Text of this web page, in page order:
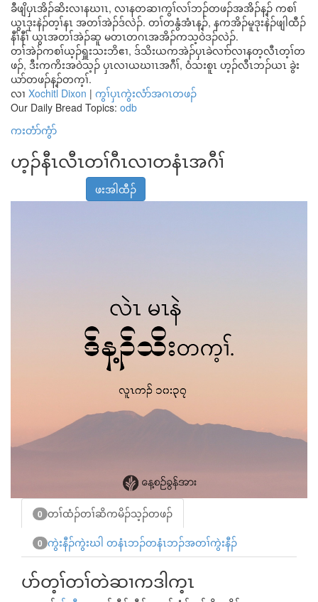
ခီဖျိပှၤအိၣ်ဆိးလၢနဃၢၤ, လၢနတဆၢကွၢ်လၢ်ဘၣ်တဖၣ်အအိၣ်န့ၣ် ကစၢ်
ယွၤဒုးနဲၣ်တ့ၢ်နၤ အတၢ်အဲၣ်ဒ်လဲၣ်. တၢ်တနွံအံၤန့ၣ်, နကအိၣ်မူဒုးနဲၣ်ဖျါထီၣ်
နီၢ်နီၢ် ယွၤအတၢ်အဲၣ်ဆူ မတၤတဂၤအအိၣ်ကသ့ဝဲဒၣ်လဲၣ်.
တၢ်အဲၣ်ကစၢ်ယ့ၣ်ရှူးသးဘိဧၢ, ဒ်သိးယကအဲၣ်ပှၤခဲလၢာ်လၢနတ့လီၤတ့ၢ်တ
ဖၣ်, ဒီးကကိးအဝဲသ့ၣ် ပှၤလၢယဃၢၤအဂီၢ်, ဝံသးစူၤ ဟ့ၣ်လီၤဘၣ်ယၤ ခွဲး
ယာ်တဖၣ်န့ၣ်တက့ၢ်.
လၢ Xochitl Dixon | ကွၢ်ပှၤကွဲးလံာ်အဂၤတဖၣ်
Our Daily Bread Topics: odb
ကးတံာ်ကွံာ်
ဟ့ၣ်နီၤလီၤတၢ်ဂီၤလၢတနံၤအဂီၢ်
ဖးအါထီၣ်
0 တၢ်ထံၣ်တၢ်ဆိကမိၣ်သ့ၣ်တဖၣ်
0 ကွဲးနီၣ်ကွဲးဃါ တနံၤဘၣ်တနံၤဘၣ်အတၢ်ကွဲးနီၣ်
ပာ်တ့ၢ်တၢ်တဲဆၢကဒါက့ၤ